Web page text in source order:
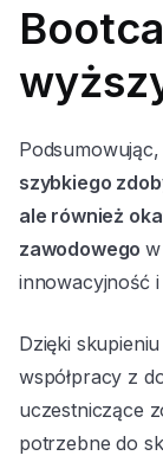
Podsumowując,
szybkiego
ale również
zawodowego
innowacyjność
Dzięki
współpracy z
uczestniczące
potrzebne do